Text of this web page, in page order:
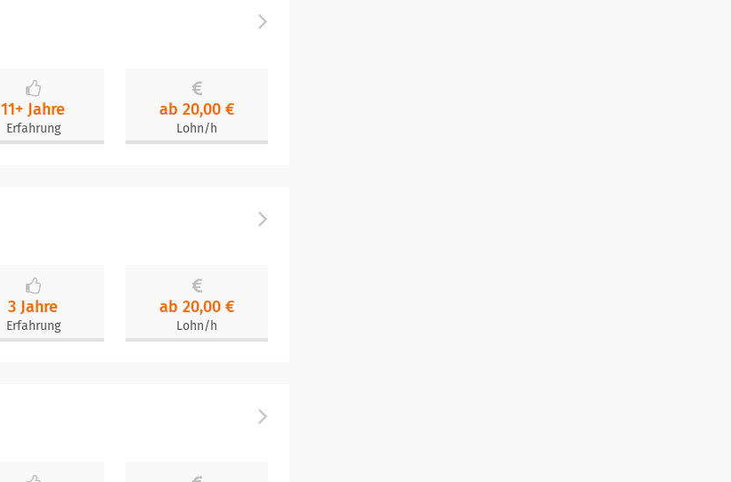
11+ Jahre
Erfahrung
ab 20,00 €
Lohn/h
3 Jahre
Erfahrung
ab 20,00 €
Lohn/h